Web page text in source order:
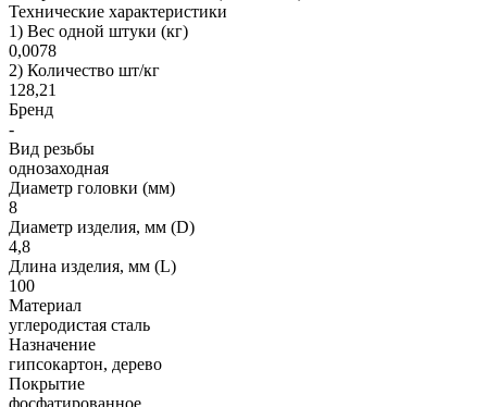
Технические характеристики
1) Вес одной штуки (кг)
0,0078
2) Количество шт/кг
128,21
Бренд
-
Вид резьбы
однозаходная
Диаметр головки (мм)
8
Диаметр изделия, мм (D)
4,8
Длина изделия, мм (L)
100
Материал
углеродистая сталь
Назначение
гипсокартон, дерево
Покрытие
фосфатированное